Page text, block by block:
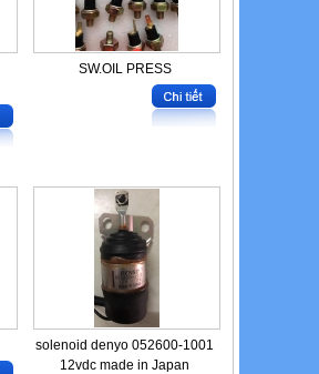
SW.OIL PRESS
solenoid denyo 052600-1001
12vdc made in Japan